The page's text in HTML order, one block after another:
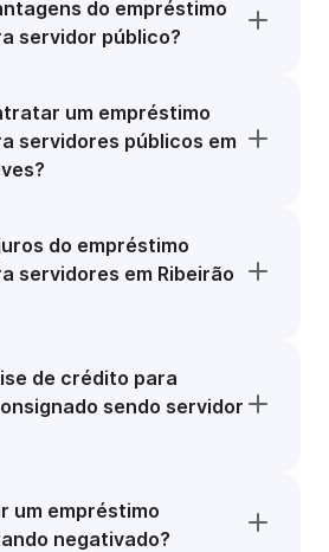
do empréstimo
servidor público?
um empréstimo
servidores públicos em
do empréstimo
servidores em Ribeirão
de crédito para
sendo servidor
um empréstimo
negativado?